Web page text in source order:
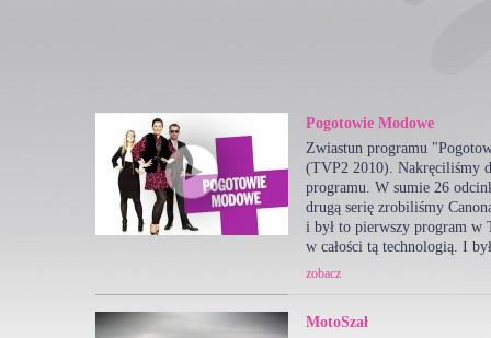
Pogotowie Modowe
Zwiastun programu
(TVP2 2010). Nakręciliśmy
programu. W sumie 26
drugą serię zrobiliśmy
i był to pierwszy program w
w całości tą technologią. I
zobacz
MotoSzał